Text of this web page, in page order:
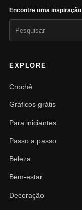
Encontre uma inspiração
EXPLORE
Crochê
Gráficos grátis
Para iniciantes
Passo a passo
Beleza
Bem-estar
Decoração
PAISAGISMO